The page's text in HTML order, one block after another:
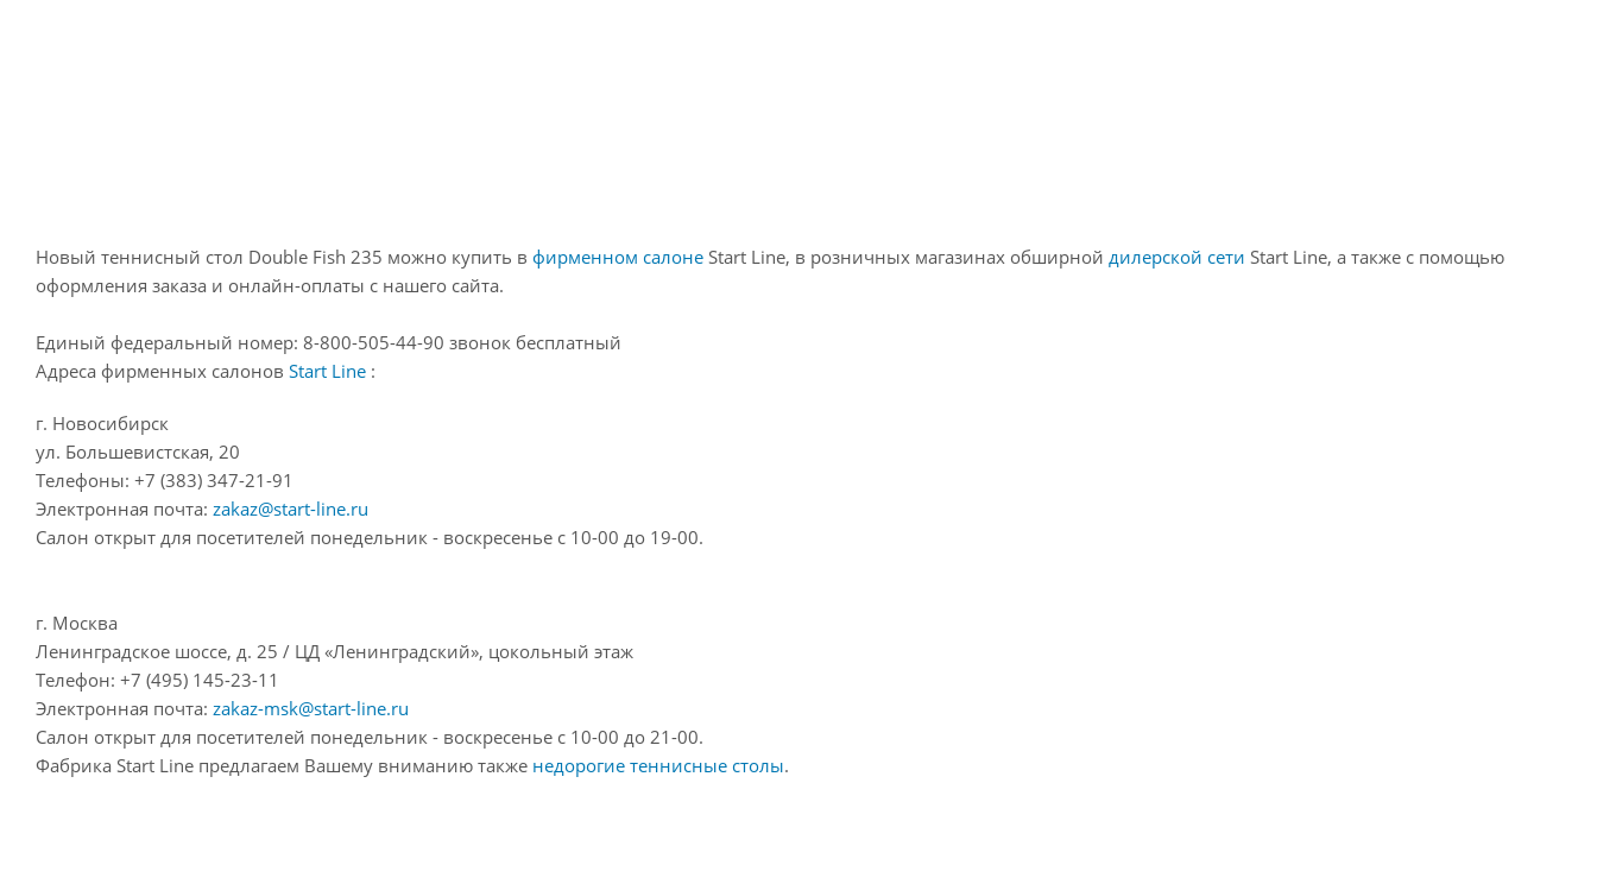
Новый теннисный стол Double Fish 235 можно купить в фирменном салоне Start Line, в розничных магазинах обширной дилерской сети Start Line, а также с помощью
оформления заказа и онлайн-оплаты с нашего сайта.
Единый федеральный номер: 8-800-505-44-90 звонок бесплатный
Адреса фирменных салонов Start Line :
г. Новосибирск
ул. Большевистская, 20
Телефоны: +7 (383) 347-21-91
Электронная почта: zakaz@start-line.ru
Салон открыт для посетителей понедельник - воскресенье с 10-00 до 19-00.
г. Москва
Ленинградское шоссе, д. 25 / ЦД «Ленинградский», цокольный этаж
Телефон: +7 (495) 145-23-11
Электронная почта: zakaz-msk@start-line.ru
Салон открыт для посетителей понедельник - воскресенье с 10-00 до 21-00.
Фабрика Start Line предлагаем Вашему вниманию также недорогие теннисные столы.